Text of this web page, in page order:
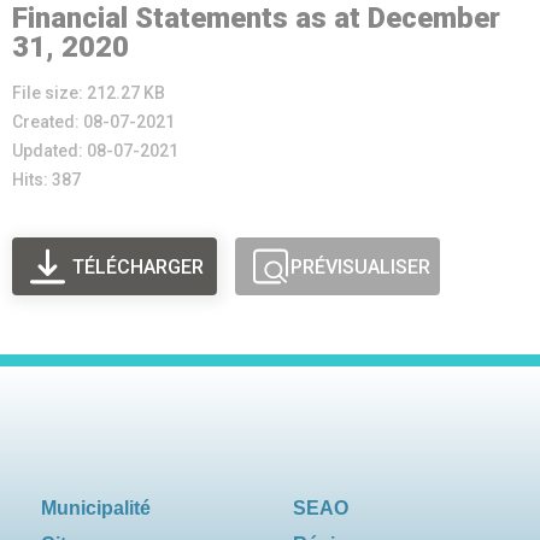
Financial Statements as at December
31, 2020
File size: 212.27 KB
Created: 08-07-2021
Updated: 08-07-2021
Hits: 387
TÉLÉCHARGER PRÉVISUALISER
Municipalité
SEAO